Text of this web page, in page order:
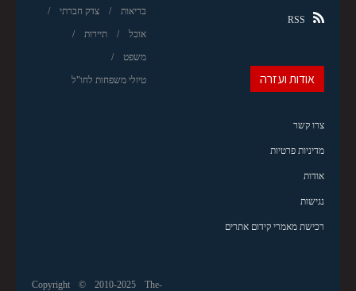
בריאות צדק חברתי
אוכל תיירות
משפט
טיולי משפחות לחו"ל
RSS
אודות ועזרה
צרו קשר
מדיניות פרטיות
אודות
נגישות
רכישת מאמרי קידום אתרים
Copyright © 2010-2025 The-